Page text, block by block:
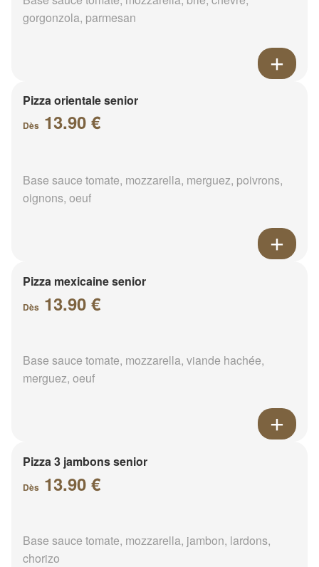
gorgonzola, parmesan
Pizza orientale senior
Dès 13.90 €
Base sauce tomate, mozzarella, merguez, poivrons,
oignons, oeuf
Pizza mexicaine senior
Dès 13.90 €
Base sauce tomate, mozzarella, viande hachée,
merguez, oeuf
Pizza 3 jambons senior
Dès 13.90 €
Base sauce tomate, mozzarella, jambon, lardons,
chorizo